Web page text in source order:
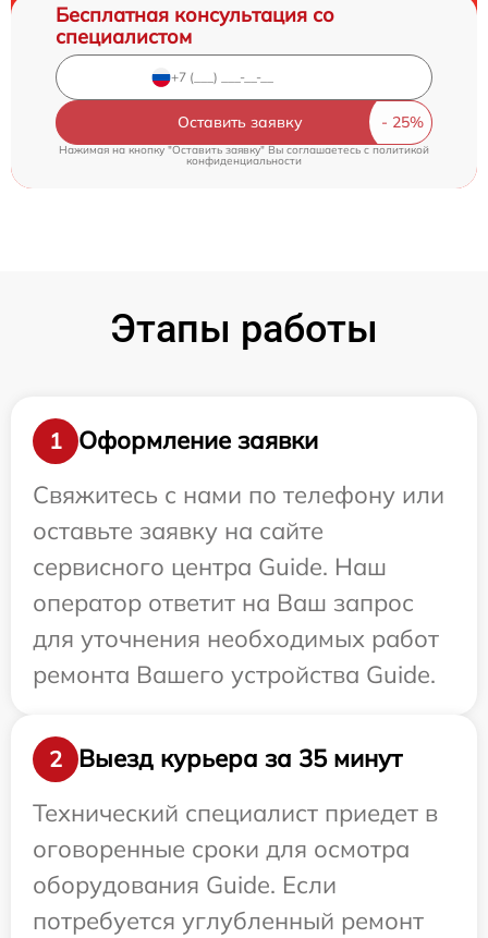
Бесплатная консультация со
специалистом
Оставить заявку
Нажимая на кнопку "Оставить заявку" Вы соглашаетесь cполитикой
конфиденциальности
Этапы работы
1
Оформление заявки
Свяжитесь с нами по телефону или
оставьте заявку на сайте
сервисного центра Guide. Наш
оператор ответит на Ваш запрос
для уточнения необходимых работ
ремонта Вашего устройства Guide.
2
Выезд курьера за 35 минут
Технический специалист приедет в
оговоренные сроки для осмотра
оборудования Guide. Если
потребуется углубленный ремонт